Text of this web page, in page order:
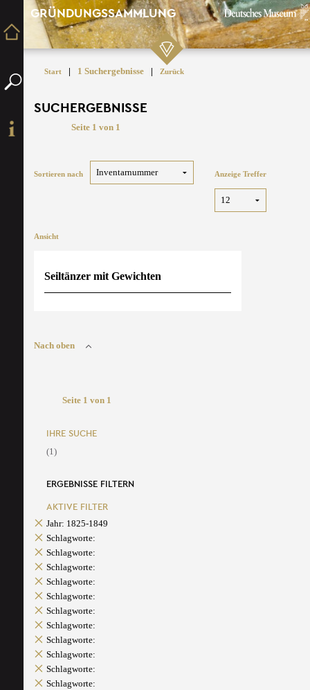
GRÜNDUNGSSAMMLUNG
Start | 1 Suchergebnisse | Zurück
SUCHERGEBNISSE
Seite 1 von 1
Sortieren nach Anzeige Treffer
Ansicht
Seiltänzer mit Gewichten
Nach oben
Seite 1 von 1
IHRE SUCHE
(1)
ERGEBNISSE FILTERN
AKTIVE FILTER
Jahr: 1825-1849
Schlagworte:
Schlagworte:
Schlagworte:
Schlagworte:
Schlagworte:
Schlagworte:
Schlagworte:
Schlagworte:
Schlagworte:
Schlagworte:
Schlagworte: